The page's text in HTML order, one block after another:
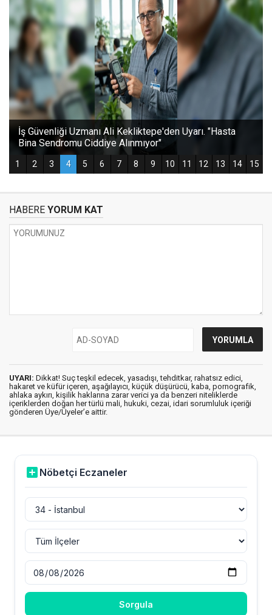
HABERE YORUM KAT
UYARI: Dikkat! Suç teşkil edecek, yasadışı, tehditkar, rahatsız edici,
hakaret ve küfür içeren, aşağılayıcı, küçük düşürücü, kaba, pornografik,
ahlaka aykırı, kişilik haklarına zarar verici ya da benzeri niteliklerde
içeriklerden doğan her türlü mali, hukuki, cezai, idari sorumluluk içeriği
gönderen Üye/Üyeler’e aittir.